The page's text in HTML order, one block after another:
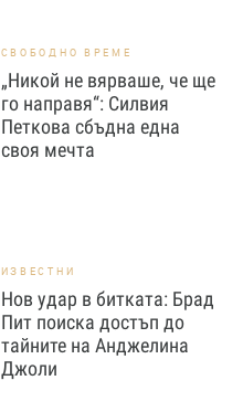
СВОБОДНО ВРЕМЕ
„Никой не вярваше, че ще
го направя“: Силвия
Петкова сбъдна една
своя мечта
ИЗВЕСТНИ
Нов удар в битката: Брад
Пит поиска достъп до
тайните на Анджелина
Джоли